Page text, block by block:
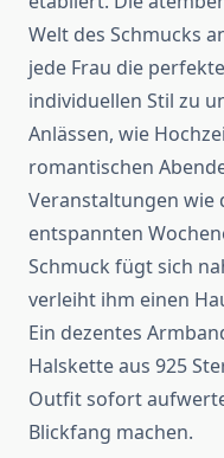
Welt des Schmucks
jede Frau die
individuellen Stil zu
Anlässen, wie
romantischen
Veranstaltungen wie
entspannten
Schmuck fügt sich
verleiht ihm einen
Ein dezentes
Halskette aus 925
Outfit sofort
Blickfang machen.